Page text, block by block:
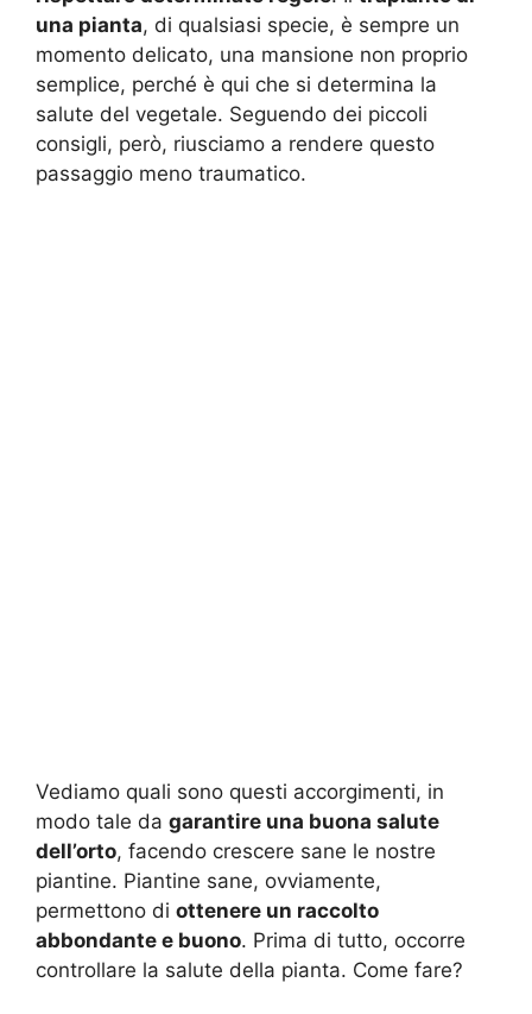
una pianta, di qualsiasi specie, è sempre un
momento delicato, una mansione non proprio
semplice, perché è qui che si determina la
salute del vegetale. Seguendo dei piccoli
consigli, però, riusciamo a rendere questo
passaggio meno traumatico.
Vediamo quali sono questi accorgimenti, in
modo tale da garantire una buona salute
dell’orto, facendo crescere sane le nostre
piantine. Piantine sane, ovviamente,
permettono di ottenere un raccolto
abbondante e buono. Prima di tutto, occorre
controllare la salute della pianta. Come fare?